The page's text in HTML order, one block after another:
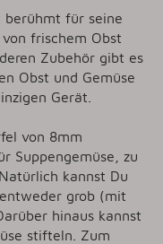
berühmt für seine
frischem Obst
Zubehör gibt es
Obst und Gemüse
Gerät.
von 8mm
Suppengemüse, zu
kannst Du
grob (mit
hinaus kannst
stifteln. Zum